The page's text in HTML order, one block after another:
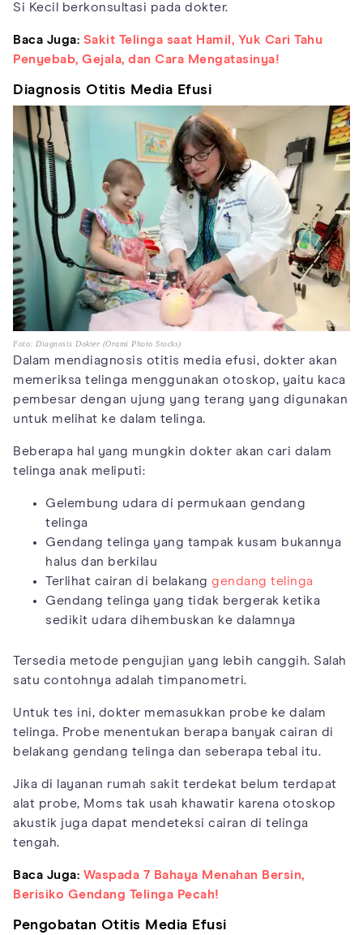
Si Kecil berkonsultasi pada dokter.
Baca Juga: Sakit Telinga saat Hamil, Yuk Cari Tahu
Penyebab, Gejala, dan Cara Mengatasinya!
Diagnosis Otitis Media Efusi
Foto: Diagnosis Dokter (Orami Photo Stocks)
Dalam mendiagnosis otitis media efusi, dokter akan
memeriksa telinga menggunakan otoskop, yaitu kaca
pembesar dengan ujung yang terang yang digunakan
untuk melihat ke dalam telinga.
Beberapa hal yang mungkin dokter akan cari dalam
telinga anak meliputi:
Gelembung udara di permukaan gendang
telinga
Gendang telinga yang tampak kusam bukannya
halus dan berkilau
Terlihat cairan di belakang gendang telinga
Gendang telinga yang tidak bergerak ketika
sedikit udara dihembuskan ke dalamnya
Tersedia metode pengujian yang lebih canggih. Salah
satu contohnya adalah timpanometri.
Untuk tes ini, dokter memasukkan probe ke dalam
telinga. Probe menentukan berapa banyak cairan di
belakang gendang telinga dan seberapa tebal itu.
Jika di layanan rumah sakit terdekat belum terdapat
alat probe, Moms tak usah khawatir karena otoskop
akustik juga dapat mendeteksi cairan di telinga
tengah.
Baca Juga: Waspada 7 Bahaya Menahan Bersin,
Berisiko Gendang Telinga Pecah!
Pengobatan Otitis Media Efusi